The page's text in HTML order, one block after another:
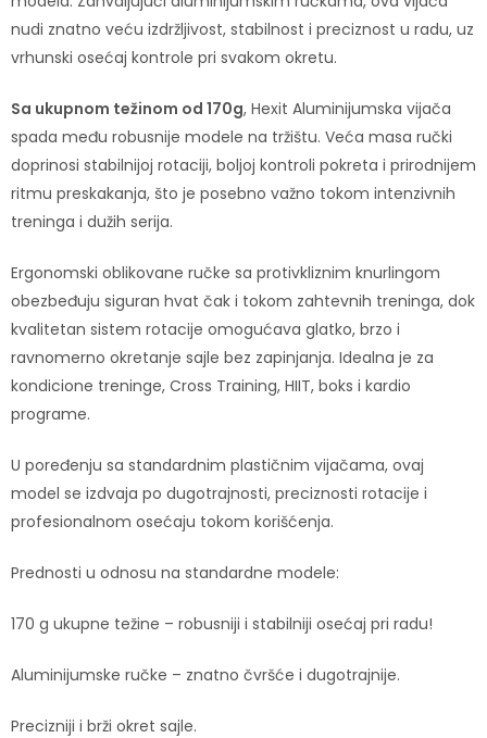
nudi znatno veću izdržljivost, stabilnost i preciznost u radu, uz
vrhunski osećaj kontrole pri svakom okretu.
Sa ukupnom težinom od 170g, Hexit Aluminijumska vijača
spada među robusnije modele na tržištu. Veća masa ručki
doprinosi stabilnijoj rotaciji, boljoj kontroli pokreta i prirodnijem
ritmu preskakanja, što je posebno važno tokom intenzivnih
treninga i dužih serija.
Ergonomski oblikovane ručke sa protivkliznim knurlingom
obezbeđuju siguran hvat čak i tokom zahtevnih treninga, dok
kvalitetan sistem rotacije omogućava glatko, brzo i
ravnomerno okretanje sajle bez zapinjanja. Idealna je za
kondicione treninge, Cross Training, HIIT, boks i kardio
programe.
U poređenju sa standardnim plastičnim vijačama, ovaj
model se izdvaja po dugotrajnosti, preciznosti rotacije i
profesionalnom osećaju tokom korišćenja.
Prednosti u odnosu na standardne modele:
170 g ukupne težine – robusniji i stabilniji osećaj pri radu!
Aluminijumske ručke – znatno čvršće i dugotrajnije.
Precizniji i brži okret sajle.